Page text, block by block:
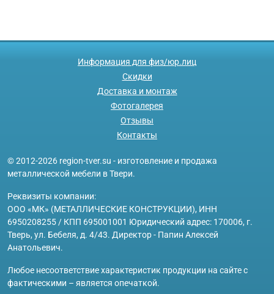
Информация для физ/юр.лиц
Скидки
Доставка и монтаж
Фотогалерея
Отзывы
Контакты
© 2012-2026 region-tver.su - изготовление и продажа
металлической мебели в Твери.
Реквизиты компании:
ООО «МК» (МЕТАЛЛИЧЕСКИЕ КОНСТРУКЦИИ), ИНН
6950208255 / КПП 695001001 Юридический адрес: 170006, г.
Тверь, ул. Бебеля, д. 4/43. Директор - Папин Алексей
Анатольевич.
Любое несоответствие характеристик продукции на сайте с
фактическими – является опечаткой.